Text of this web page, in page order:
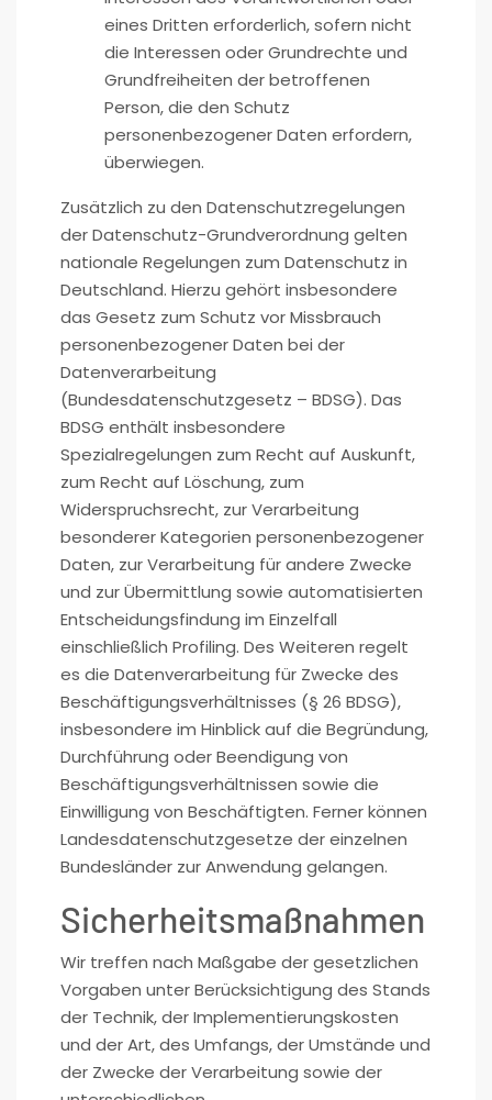
eines Dritten erforderlich, sofern nicht
die Interessen oder Grundrechte und
Grundfreiheiten der betroffenen
Person, die den Schutz
personenbezogener Daten erfordern,
überwiegen.
Zusätzlich zu den Datenschutzregelungen
der Datenschutz-Grundverordnung gelten
nationale Regelungen zum Datenschutz in
Deutschland. Hierzu gehört insbesondere
das Gesetz zum Schutz vor Missbrauch
personenbezogener Daten bei der
Datenverarbeitung
(Bundesdatenschutzgesetz – BDSG). Das
BDSG enthält insbesondere
Spezialregelungen zum Recht auf Auskunft,
zum Recht auf Löschung, zum
Widerspruchsrecht, zur Verarbeitung
besonderer Kategorien personenbezogener
Daten, zur Verarbeitung für andere Zwecke
und zur Übermittlung sowie automatisierten
Entscheidungsfindung im Einzelfall
einschließlich Profiling. Des Weiteren regelt
es die Datenverarbeitung für Zwecke des
Beschäftigungsverhältnisses (§ 26 BDSG),
insbesondere im Hinblick auf die Begründung,
Durchführung oder Beendigung von
Beschäftigungsverhältnissen sowie die
Einwilligung von Beschäftigten. Ferner können
Landesdatenschutzgesetze der einzelnen
Bundesländer zur Anwendung gelangen.
Sicherheitsmaßnahmen
Wir treffen nach Maßgabe der gesetzlichen
Vorgaben unter Berücksichtigung des Stands
der Technik, der Implementierungskosten
und der Art, des Umfangs, der Umstände und
der Zwecke der Verarbeitung sowie der